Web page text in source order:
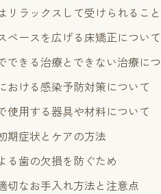
リラックスして受けられるこ
ペースを広げる床矯正について
できる治療とできない治療に
おける感染予防対策について
使用する器具や材料について
期症状とケアの方法
る歯の欠損を防ぐため
切なお手入れ方法と注意点